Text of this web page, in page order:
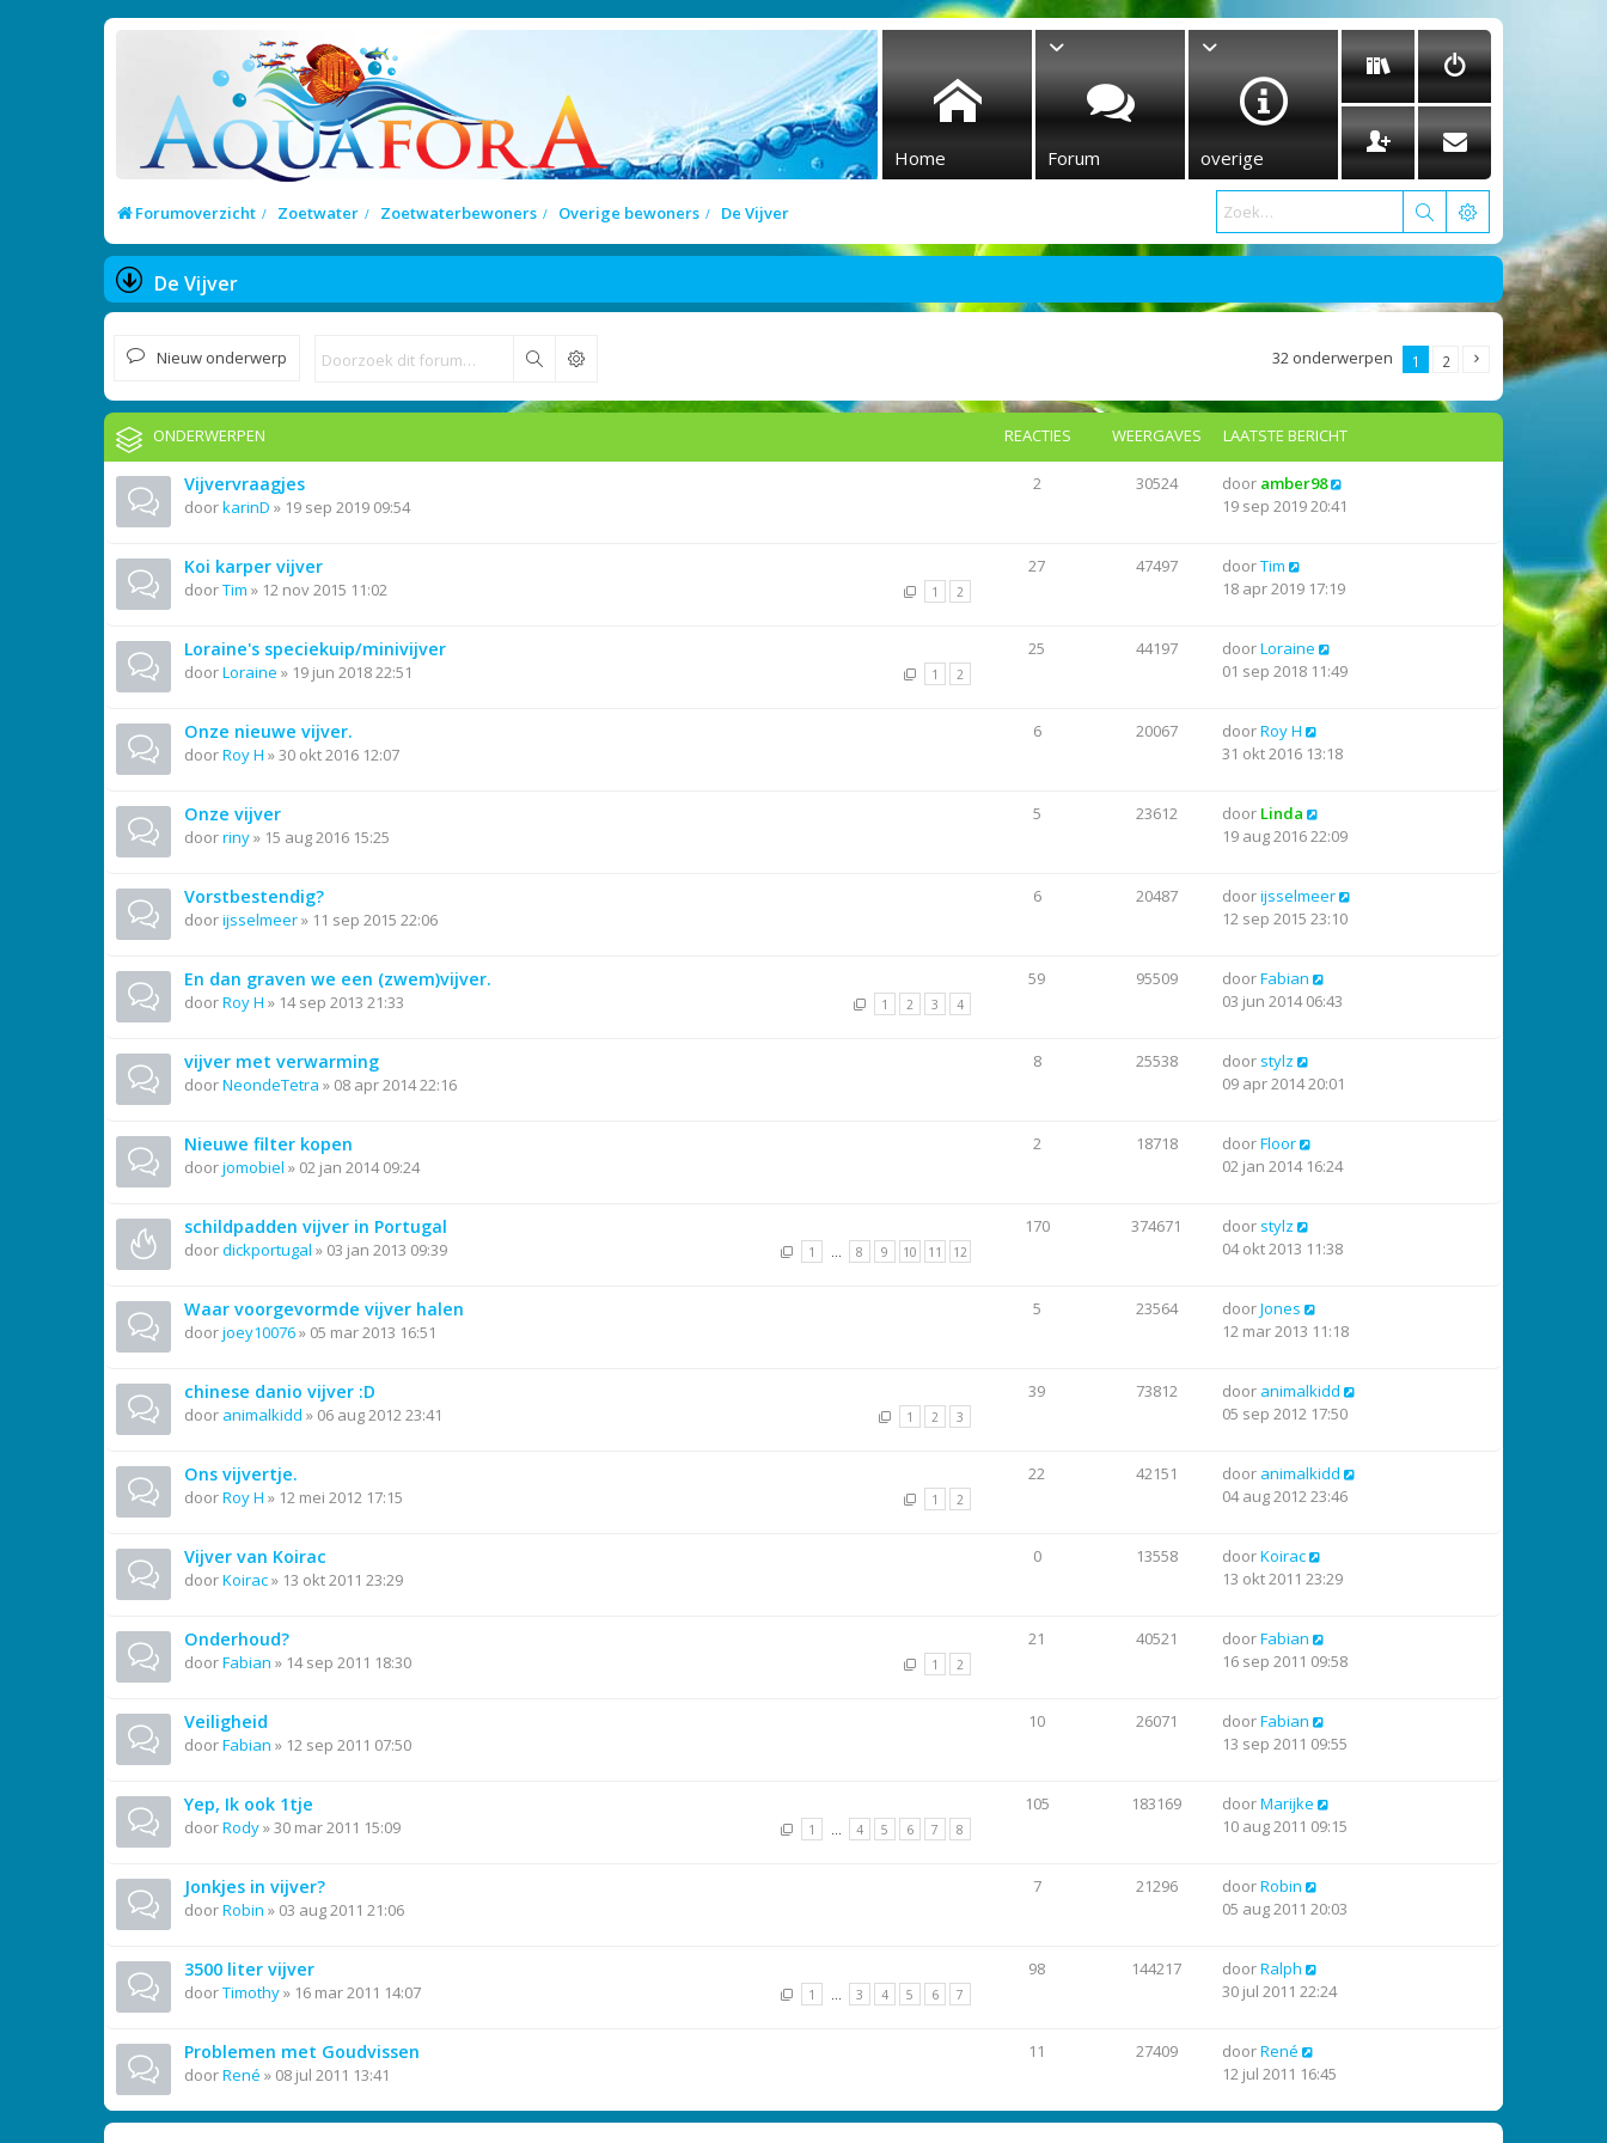
Home Forum overige
Forumoverzicht Zoetwater Zoetwaterbewoners Overige bewoners De Vijver
De Vijver
Nieuw onderwerp Zoek 32 onderwerpen 1 2
ONDERWERPEN REACTIES WEERGAVES LAATSTE BERICHT
Vijvervraagjes
doorkarinD » 19 sep 2019 09:54
2 30524 door amber98
19 sep 2019 20:41
Koi karper vijver
doorTim » 12 nov 2015 11:02 1 2
27 47497 doorTim
18 apr 2019 17:19
Loraine's speciekuip/minivijver
doorLoraine » 19 jun 2018 22:51 1 2
25 44197 doorLoraine
01 sep 2018 11:49
Onze nieuwe vijver.
doorRoy H »30 okt 2016 12:07
6 20067 doorRoy H
31 okt 2016 13:18
Onze vijver
doorriny» 15 aug 2016 15:25
5 23612 door Linda
19 aug 2016 22:09
Vorstbestendig?
doorijsselmeer» 11 sep 2015 22:06
6 20487 doorijsselmeer
12 sep 2015 23:10
En dan graven we een (zwem)vijver.
doorRoy H » 14 sep 2013 21:33 1 2 3 4
59 95509 doorFabian
03 jun 2014 06:43
vijver met verwarming
doorNeondeTetra » 08 apr 2014 22:16
8 25538 door stylz
09 apr 2014 20:01
Nieuwe filter kopen
doorjomobiel » 02 jan 2014 09:24
2 18718 doorFloor
02 jan 2014 16:24
schildpadden vijver in Portugal
doordickportugal » 03 jan 2013 09:39 1 … 8 9 10 11 12
170 374671 door stylz
04 okt 2013 11:38
Waar voorgevormde vijver halen
doorjoey10076» 05 mar 2013 16:51
5 23564 doorJones
12 mar 2013 11:18
chinese danio vijver :D
door animalkidd » 06 aug 2012 23:41 1 2 3
39 73812 door animalkidd
05 sep 2012 17:50
Ons vijvertje.
doorRoy H » 12 mei 2012 17:15 1 2
22 42151 door animalkidd
04 aug 2012 23:46
Vijver van Koirac
doorKoirac» 13 okt 2011 23:29
0 13558 doorKoirac
13 okt 2011 23:29
Onderhoud?
doorFabian » 14 sep 2011 18:30 1 2
21 40521 doorFabian
16 sep 2011 09:58
Veiligheid
doorFabian » 12 sep 2011 07:50
10 26071 doorFabian
13 sep 2011 09:55
Yep, Ik ook 1tje
doorRody»30 mar 2011 15:09 1 … 4 5 6 7 8
105 183169 doorMarijke
10 aug 2011 09:15
Jonkjes in vijver?
doorRobin » 03 aug 2011 21:06
7 21296 doorRobin
05 aug 2011 20:03
3500 liter vijver
doorTimothy» 16 mar 2011 14:07 1 … 3 4 5 6 7
98 144217 doorRalph
30 jul 2011 22:24
Problemen met Goudvissen
doorRené » 08 jul 2011 13:41
11 27409 doorRené
12 jul 2011 16:45